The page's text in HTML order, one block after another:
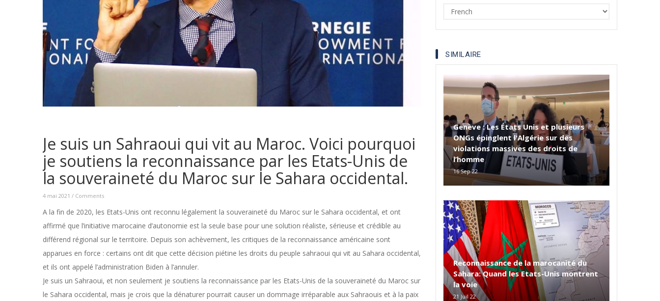
Je suis un Sahraoui qui vit au Maroc. Voici pourquoi
je soutiens la reconnaissance par les Etats-Unis de
la souveraineté du Maroc sur le Sahara occidental.
4 mai 2021 / Comments
A la fin de 2020, les Etats-Unis ont reconnu légalement la souveraineté du Maroc sur le Sahara occidental, et ont
affirmé que l’initiative marocaine d’autonomie est la seule base pour une solution réaliste, sérieuse et crédible au
différend régional sur le territoire. Depuis son achèvement, les critiques de la reconnaissance américaine sont
apparues en force : certains ont dit que cette décision piétine les droits du peuple sahraoui qui vit au Sahara occidental,
et ils ont appelé l’administration Biden à l’annuler.
Je suis un Sahraoui, et non seulement je soutiens la reconnaissance par les Etats-Unis de la souveraineté du Maroc sur
le Sahara occidental, mais je crois que la dénaturer pourrait causer un dommage irréparable aux Sahraouis et à la paix
Select
your
language
SIMILAIRE
Genève : Les États Unis et plusieurs
ONGs épinglent l'Algérie sur des
violations massives des droits de
l’homme
16 Sep 22
Reconnaissance de la marocanité du
Sahara: Quand les Etats-Unis montrent
la voie
21 Juil 22